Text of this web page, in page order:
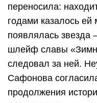
переносила:
годами казалось
появлялась
шлейф славы
следовал за ней.
Сафонова
продолжения